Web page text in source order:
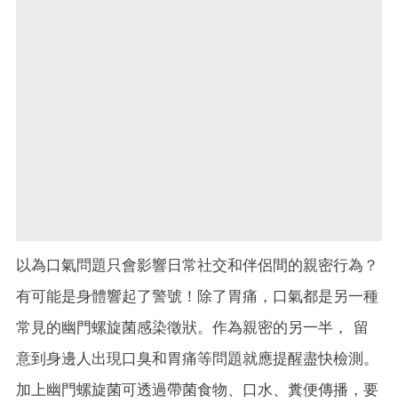
以為口氣問題只會影響日常社交和伴侶間的親密行為？
有可能是身體響起了警號！除了胃痛，口氣都是另一種
常見的幽門螺旋菌感染徵狀。作為親密的另一半， 留
意到身邊人出現口臭和胃痛等問題就應提醒盡快檢測。
加上幽門螺旋菌可透過帶菌食物、口水、糞便傳播，要